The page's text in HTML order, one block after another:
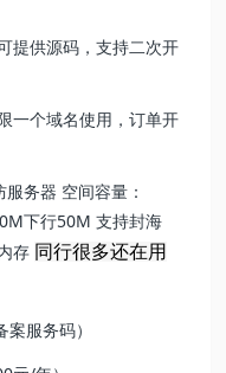
提供源码，支持二次开
一个域名使用，订单开
务器 空间容量：
下行50M 支持封海
存 同行很多还在用
服务码）